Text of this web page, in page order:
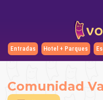
Entradas Hotel + Parques
Comunidad